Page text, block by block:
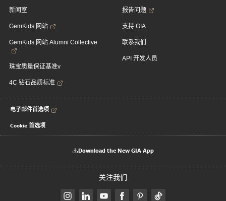
新闻室
GemKids 网站
GemKids 网站 Alumni Collective
珠宝质量保证基准v
4C 钻石品质标准
报告问题
支持 GIA
联系我们
API 开发人员
电子邮件首选项
Cookie 首选项
Download the New GIA App
关注我们